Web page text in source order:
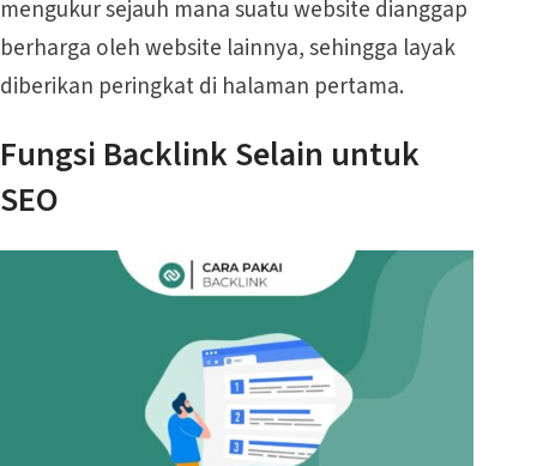
mengukur sejauh mana suatu website dianggap
berharga oleh website lainnya, sehingga layak
diberikan peringkat di halaman pertama.
Fungsi Backlink Selain untuk
SEO